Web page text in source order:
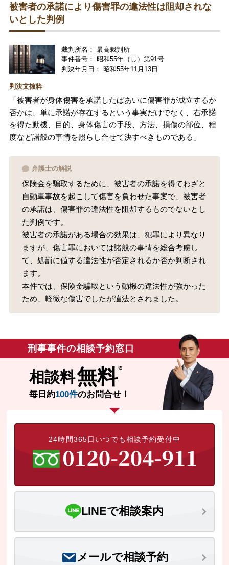
被害者の承諾により傷害罪の違法性は阻却されな
いとした判例
裁判所名： 最高裁判所
事件番号： 昭和55年（し）第91号
判決年月日： 昭和55年11月13日
判決文抜粋
「被害者が身体傷害を承諾したばあいに傷害罪が成立するか
否かは、単に承諾が存在するという事実だけでなく、右承諾
を得た動機、目的、身体傷害の手段、方法、損傷の部位、程
度など諸般の事情を照らし合せて決すべきものである」
弁護士の解説
保険金を騙取するために、被害者の承諾を得てわざと
自動車事故を起こして傷害を負わせた事案で、被害者
の承諾は、傷害罪の違法性を阻却するものでないとし
た判例です。
被害者の承諾がある場合の効果は、犯罪により異なり
ますが、傷害罪においては諸般の事情を総合考慮し
て、処罰に値する違法性が否定されるか否か判断され
ます。
本件では、保険金騙取という動機の違法性が強かった
ため、軽微な傷害でしたが違法とされました。
刑事事件の相談予約窓口
相談料無料
毎日約100件のお問合せ！
24時間365日いつでも相談予約受付中
LINEで相談案内
メールで相談予約